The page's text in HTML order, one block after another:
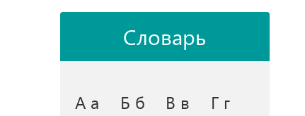
Словарь
А а Б б В в
Г г